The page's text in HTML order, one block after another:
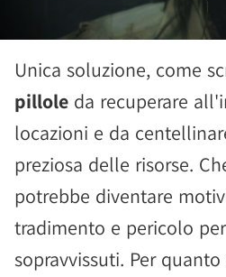
Unica soluzione, come
pillole da recuperare
locazioni e da
preziosa delle risorse.
potrebbe diventare
tradimento e pericolo
sopravvissuti. Per